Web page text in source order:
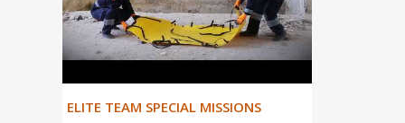
ΕLITE TEAM SPECIAL MISSIONS